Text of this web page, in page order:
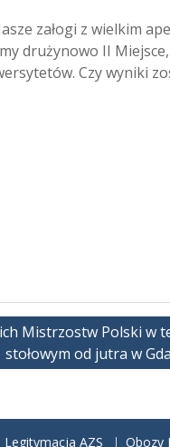
załogi z wielkim
drużynowo II
Czy wyniki
Mistrzostw Polski w
stołowym od jutra w
Legitymacja AZS Obozy